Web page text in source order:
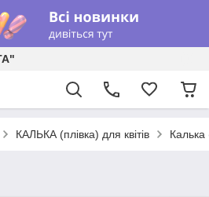
КАЛЬКА (плівка) для квітів Калька